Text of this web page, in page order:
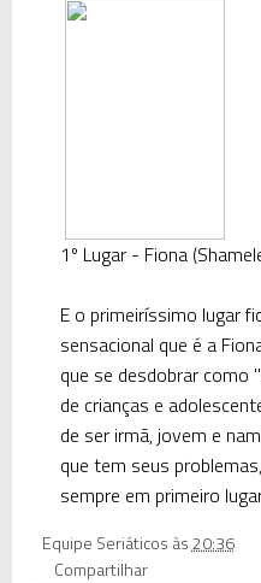
1º Lugar - Fiona
E o primeiríssimo lugar
sensacional que é a
que se desdobrar como
de crianças e
de ser irmã, jovem e
que tem seus
sempre em primeiro
Equipe Seriáticos às20:36
Compartilhar